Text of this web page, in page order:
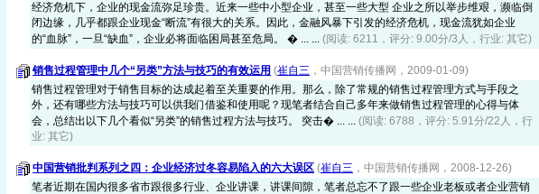
经济危机下，企业的现金流弥足珍贵。近来一些中小型企业，甚至一些大型 企业之所以举步维艰，濒临倒
闭边缘，几乎都跟企业现金“断流”有很大的关系。因此，金融风暴下引发的经济危机，现金流犹如企业
的“血脉”，一旦“缺血”，企业必将面临困局甚至危局。 � ... ... (阅读: 6211，评分: 9.00分/3人，行业: 其它)
销售过程管理中几个“另类”方法与技巧的有效运用 (崔自三 ，中国营销传播网，2009-01-09)
销售过程管理对于销售目标的达成起着至关重要的作用。那么，除了常规的销售过程管理方式与手段之
外，还有哪些方法与技巧可以供我们借鉴和使用呢？现笔者结合自己多年来做销售过程管理的心得与体
会，总结出以下几个看似“另类”的销售过程方法与技巧。 突击� ... ... (阅读: 6788，评分: 5.91分/22人，行
业: 其它)
中国营销批判系列之四：企业经济过冬容易陷入的六大误区 (崔自三 ，中国营销传播网，2008-12-26)
笔者近期在国内很多省市跟很多行业、企业讲课，讲课间隙，笔者总忘不了跟一些企业老板或者企业营销